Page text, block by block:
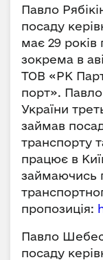
Павло
посаду
має 29 років
зокрема в
ТОВ «РК
порт».
України
займав
транспорту
працює в
займаючись
пропозиція:
Павло
посаду